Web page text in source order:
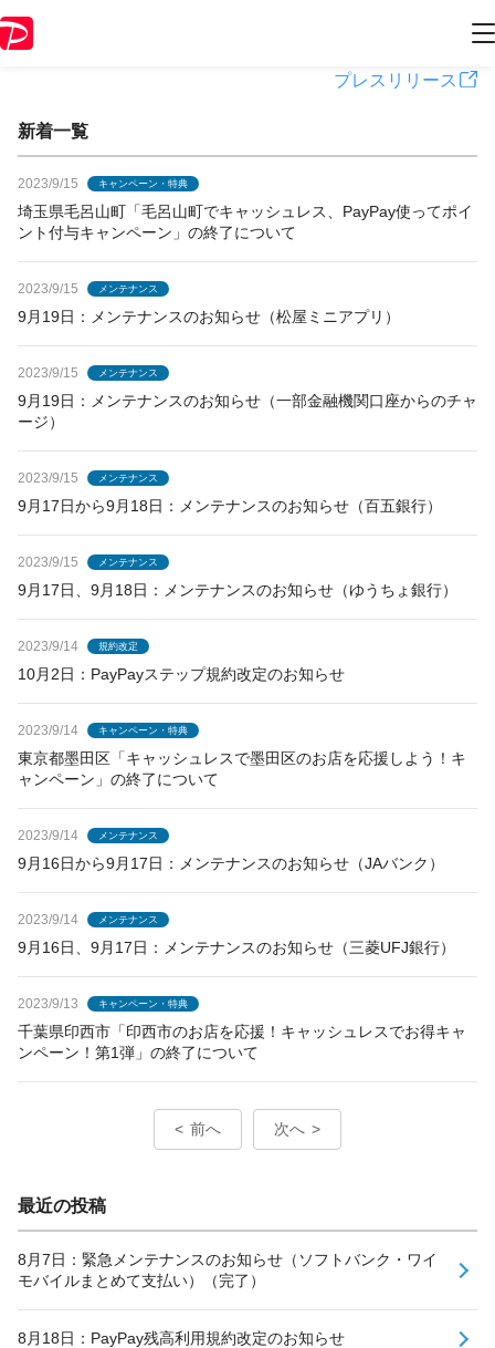
PayPayからのお知らせ
プレスリリース
新着一覧
2023/9/15 キャンペーン・特典
埼玉県毛呂山町「毛呂山町でキャッシュレス、PayPay使ってポイ
ント付与キャンペーン」の終了について
2023/9/15 メンテナンス
9月19日：メンテナンスのお知らせ（松屋ミニアプリ）
2023/9/15 メンテナンス
9月19日：メンテナンスのお知らせ（一部金融機関口座からのチャ
ージ）
2023/9/15 メンテナンス
9月17日から9月18日：メンテナンスのお知らせ（百五銀行）
2023/9/15 メンテナンス
9月17日、9月18日：メンテナンスのお知らせ（ゆうちょ銀行）
2023/9/14 規約改定
10月2日：PayPayステップ規約改定のお知らせ
2023/9/14 キャンペーン・特典
東京都墨田区「キャッシュレスで墨田区のお店を応援しよう！キ
ャンペーン」の終了について
2023/9/14 メンテナンス
9月16日から9月17日：メンテナンスのお知らせ（JAバンク）
2023/9/14 メンテナンス
9月16日、9月17日：メンテナンスのお知らせ（三菱UFJ銀行）
2023/9/13 キャンペーン・特典
千葉県印西市「印西市のお店を応援！キャッシュレスでお得キャ
ンペーン！第1弾」の終了について
前へ 次へ
最近の投稿
8月7日：緊急メンテナンスのお知らせ（ソフトバンク・ワイ
モバイルまとめて支払い）（完了）
8月18日：PayPay残高利用規約改定のお知らせ